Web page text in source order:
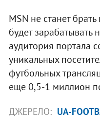
MSN не станет
будет зарабатывать
аудитория портала
уникальных
футбольных
еще 0,5-1 миллион
ДЖЕРЕЛО: UA-